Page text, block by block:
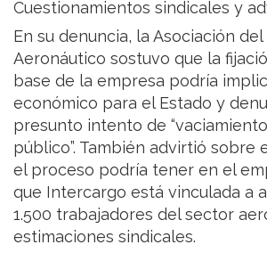
Cuestionamientos sindicales y
En su denuncia, la Asociación
Aeronáutico sostuvo que la
base de la empresa podría
económico para el Estado y
presunto intento de
público”. También advirtió sobre
el proceso podría tener en el
que Intercargo está vinculada a
1.500 trabajadores del sector
estimaciones sindicales.